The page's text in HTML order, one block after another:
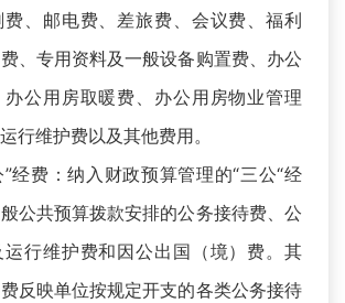
、邮电费、差旅费、会议费、福利
、专用资料及一般设备购置费、办公
公用房取暖费、办公用房物业管理
行维护费以及其他费用。
费：纳入财政预算管理的“三公“经
公共预算拨款安排的公务接待费、公
行维护费和因公出国（境）费。其
反映单位按规定开支的各类公务接待